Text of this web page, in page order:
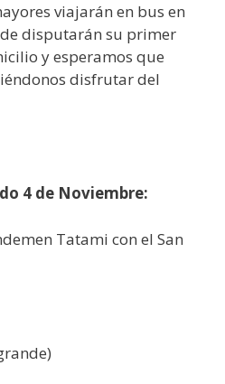
viajarán en bus en
disputarán su primer
y esperamos que
disfrutar del
4 de Noviembre:
Tatami con el San